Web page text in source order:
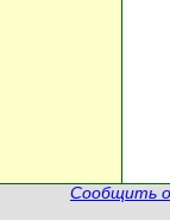
Сообщить о